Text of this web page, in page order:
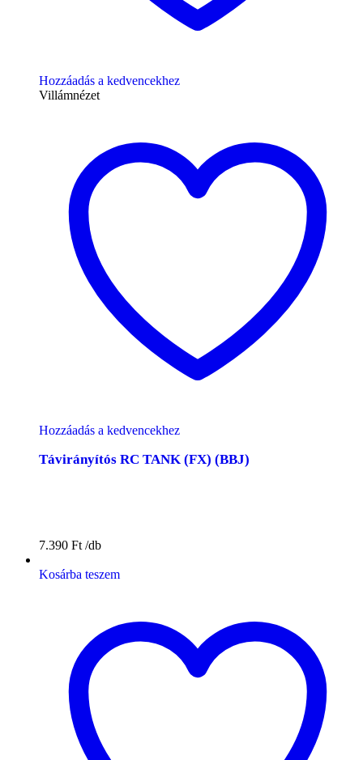
Hozzáadás a kedvencekhez
Villámnézet
Hozzáadás a kedvencekhez
Távirányítós RC TANK (FX) (BBJ)
7.390 Ft
Kosárba teszem